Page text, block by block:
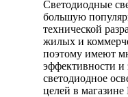
Светодиодные
большую
технической
жилых и
поэтому имеют
эффективности
светодиодное
целей в